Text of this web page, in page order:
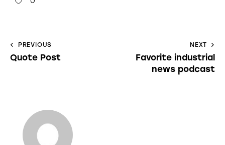
PREVIOUS
Quote Post
NEXT
Favorite industrial
news podcast